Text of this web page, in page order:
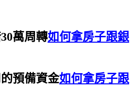
萬周轉如何拿房子跟銀
預備資金如何拿房子跟